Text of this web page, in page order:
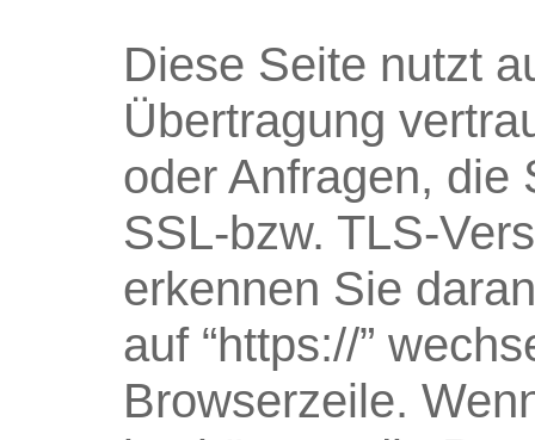
Diese Seite nutzt
Übertragung
oder Anfragen, die
SSL-bzw. TLS-
erkennen Sie
auf “https://”
Browserzeile.